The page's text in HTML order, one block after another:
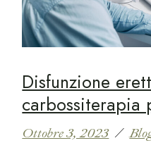
Disfunzione
carbossiterapia
Ottobre 3, 2023